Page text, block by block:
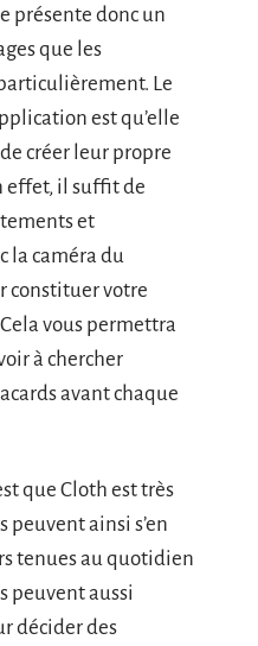
présente donc un
que les
Le
est qu’elle
créer leur propre
effet, il suffit de
et
la caméra du
constituer votre
vous permettra
à chercher
avant chaque
que Cloth est très
ainsi s’en
tenues au quotidien
peuvent aussi
décider des